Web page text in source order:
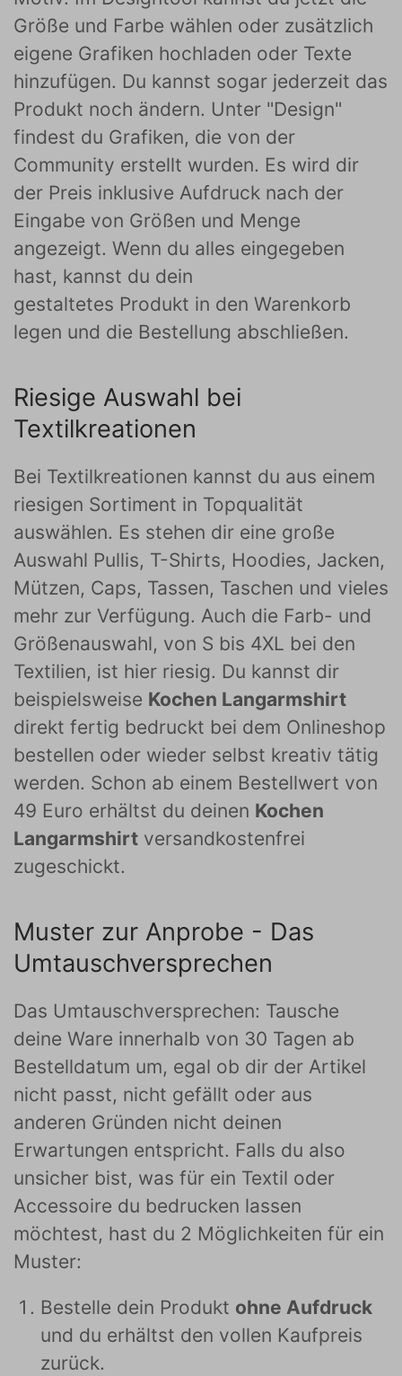
Größe und Farbe wählen oder zusätzlich
eigene Grafiken hochladen oder Texte
hinzufügen. Du kannst sogar jederzeit das
Produkt noch ändern. Unter "Design"
findest du Grafiken, die von der
Community erstellt wurden. Es wird dir
der Preis inklusive Aufdruck nach der
Eingabe von Größen und Menge
angezeigt. Wenn du alles eingegeben
hast, kannst du dein
gestaltetes Produkt in den Warenkorb
legen und die Bestellung abschließen.
Riesige Auswahl bei
Textilkreationen
Bei Textilkreationen kannst du aus einem
riesigen Sortiment in Topqualität
auswählen. Es stehen dir eine große
Auswahl Pullis, T-Shirts, Hoodies, Jacken,
Mützen, Caps, Tassen, Taschen und vieles
mehr zur Verfügung. Auch die Farb- und
Größenauswahl, von S bis 4XL bei den
Textilien, ist hier riesig. Du kannst dir
beispielsweise Kochen Langarmshirt
direkt fertig bedruckt bei dem Onlineshop
bestellen oder wieder selbst kreativ tätig
werden. Schon ab einem Bestellwert von
49 Euro erhältst du deinen Kochen
Langarmshirt versandkostenfrei
zugeschickt.
Muster zur Anprobe - Das
Umtauschversprechen
Das Umtauschversprechen: Tausche
deine Ware innerhalb von 30 Tagen ab
Bestelldatum um, egal ob dir der Artikel
nicht passt, nicht gefällt oder aus
anderen Gründen nicht deinen
Erwartungen entspricht. Falls du also
unsicher bist, was für ein Textil oder
Accessoire du bedrucken lassen
möchtest, hast du 2 Möglichkeiten für ein
Muster:
Bestelle dein Produkt ohne Aufdruck
und du erhältst den vollen Kaufpreis
zurück.